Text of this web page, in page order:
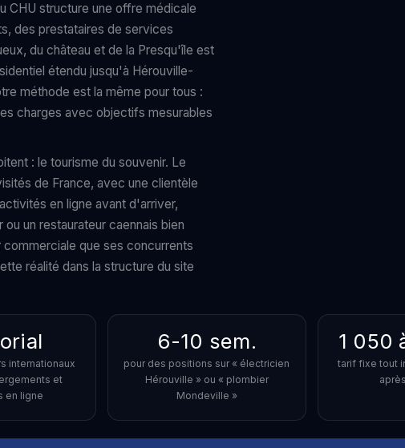
CHU structure une offre médicale
des prestataires de services
du château et de la Presqu'île est
étendu jusqu'à Hérouville-
méthode est la même pour tous :
charges avec objectifs mesurables
: le tourisme du souvenir. Le
de France, avec une clientèle
en ligne avant d'arriver,
un restaurateur caennais bien
que ses concurrents
réalité dans la structure du site
internationaux
et
en ligne
6-10 sem.
pour des positions sur « électricien
Hérouville » ou « plombier
Mondeville »
1 050
tarif fixe tout